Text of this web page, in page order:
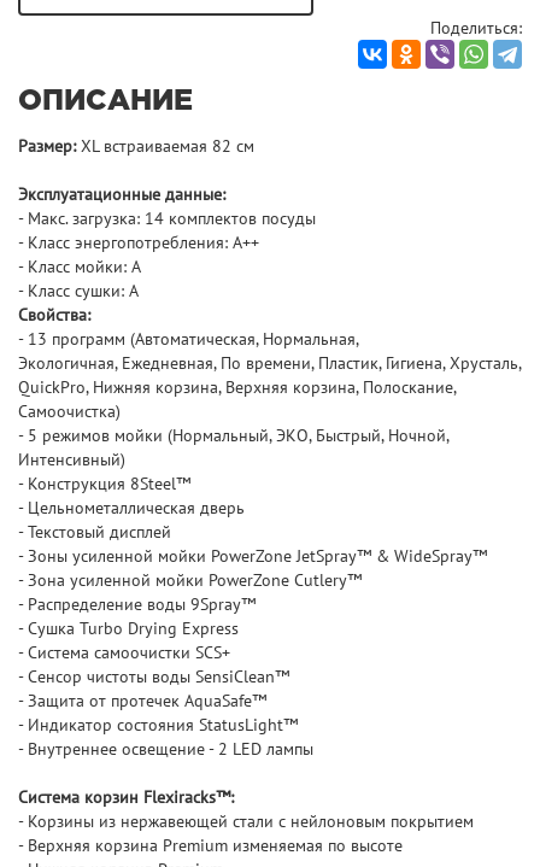
Поделиться:
ОПИСАНИЕ
Размер:XL встраиваемая 82 см
Эксплуатационные данные:
- Макс. загрузка: 14 комплектов посуды
- Класс энергопотребления: A++
- Класс мойки: A
- Класс сушки: A
Свойства:
- 13 программ (Автоматическая, Нормальная,
Экологичная, Ежедневная, По времени, Пластик, Гигиена, Хрусталь,
QuickPro, Нижняя корзина, Верхняя корзина, Полоскание,
Самоочистка)
- 5 режимов мойки (Нормальный, ЭКО, Быстрый, Ночной,
Интенсивный)
- Конструкция 8Steel™
- Цельнометаллическая дверь
- Текстовый дисплей
- Зоны усиленной мойки PowerZone JetSpray™ & WideSpray™
- Зона усиленной мойки PowerZone Cutlery™
- Распределение воды 9Spray™
- Сушка Turbo Drying Express
- Система самоочистки SCS+
- Сенсор чистоты воды SensiClean™
- Защита от протечек AquaSafe™
- Индикатор состояния StatusLight™
- Внутреннее освещение - 2 LED лампы
Cистема корзин Flexiracks™:
- Корзины из нержавеющей стали с нейлоновым покрытием
- Верхняя корзина Premium изменяемая по высоте